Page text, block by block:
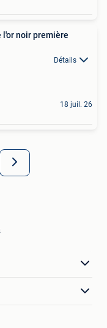
l'or noir première
Détails
18 juil. 26